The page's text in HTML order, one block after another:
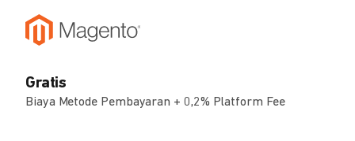
Gratis
Biaya Metode Pembayaran + 0,2% Platform Fee